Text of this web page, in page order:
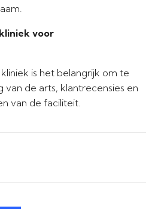
voor
is het belangrijk om te
van de arts, klantrecensies en
van de faciliteit.